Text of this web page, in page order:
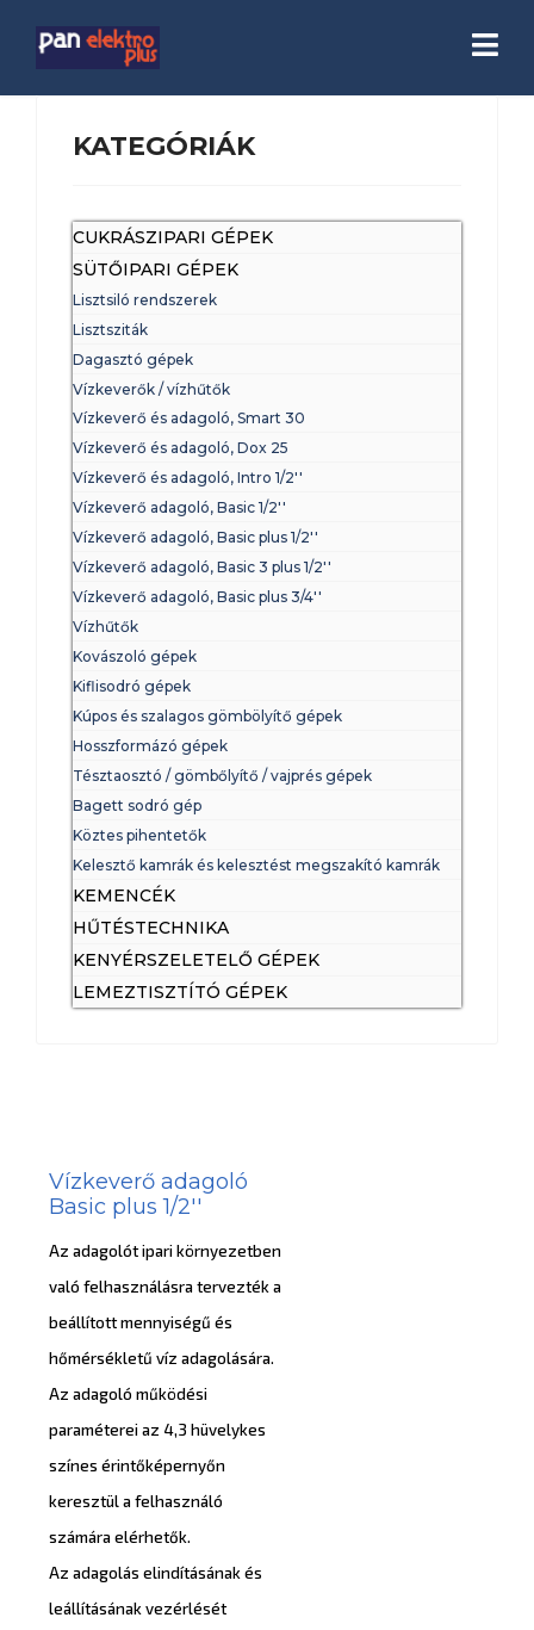
KATEGÓRIÁK
CUKRÁSZIPARI GÉPEK
SÜTŐIPARI GÉPEK
Lisztsiló rendszerek
Lisztsziták
Dagasztó gépek
Vízkeverők / vízhűtők
Vízkeverő és adagoló, Smart 30
Vízkeverő és adagoló, Dox 25
Vízkeverő és adagoló, Intro 1/2''
Vízkeverő adagoló, Basic 1/2''
Vízkeverő adagoló, Basic plus 1/2''
Vízkeverő adagoló, Basic 3 plus 1/2''
Vízkeverő adagoló, Basic plus 3/4''
Vízhűtők
Kovászoló gépek
Kiflisodró gépek
Kúpos és szalagos gömbölyítő gépek
Hosszformázó gépek
Tésztaosztó / gömbőlyítő / vajprés gépek
Bagett sodró gép
Köztes pihentetők
Kelesztő kamrák és kelesztést megszakító kamrák
KEMENCÉK
HŰTÉSTECHNIKA
KENYÉRSZELETELŐ GÉPEK
LEMEZTISZTÍTÓ GÉPEK
Vízkeverő adagoló
Basic plus 1/2''
Az adagolót ipari környezetben
való felhasználásra tervezték a
beállított mennyiségű és
hőmérsékletű víz adagolására.
Az adagoló működési
paraméterei az 4,3 hüvelykes
színes érintőképernyőn
keresztül a felhasználó
számára elérhetők.
Az adagolás elindításának és
leállításának vezérlését